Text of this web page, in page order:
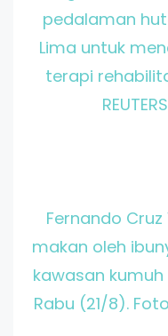
pedalaman
Lima untuk
terapi
Fernando
makan oleh
kawasan kumuh
Rabu (21/8).